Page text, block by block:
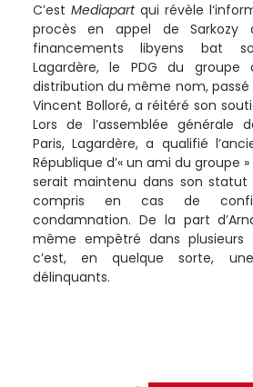
C’est Mediapartqui révèle
procès en appel de Sarkozy
financements libyens bat
Lagardère, le PDG du
distribution du même nom,
Vincent Bolloré, a réitéré son
Lors de l’assemblée générale
Paris, Lagardère, a qualifié
République d’« un ami du groupe
serait maintenu dans son statut
compris en cas de
condamnation. De la part
même empêtré dans plusieurs
c’est, en quelque sorte,
délinquants.